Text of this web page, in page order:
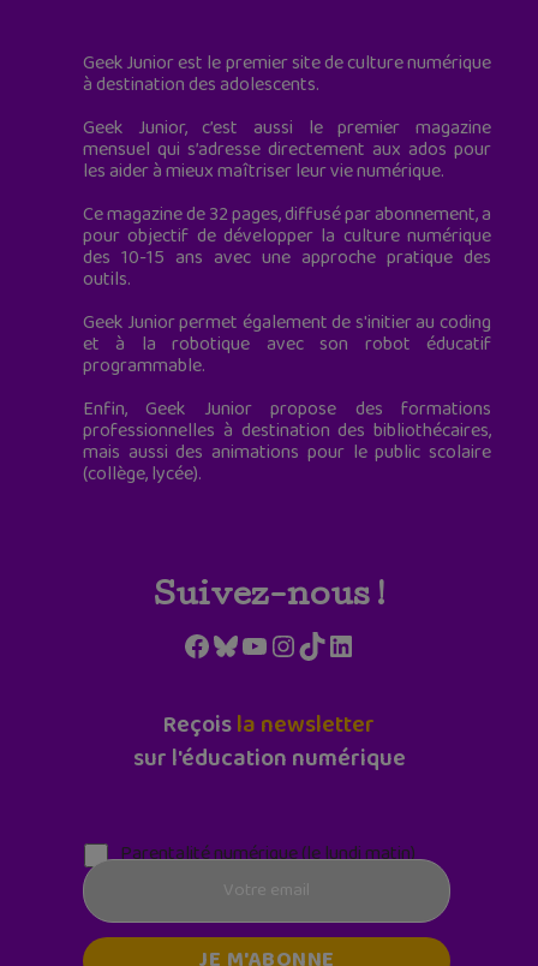
Geek Junior est le premier site de culture numérique
à destination des adolescents.
Geek Junior, c’est aussi le premier magazine
mensuel qui s’adresse directement aux ados pour
les aider à mieux maîtriser leur vie numérique.
Ce magazine de 32 pages, diffusé par abonnement, a
pour objectif de développer la culture numérique
des 10-15 ans avec une approche pratique des
outils.
Geek Junior permet également de s'initier au coding
et à la robotique avec son robot éducatif
programmable.
Enfin, Geek Junior propose des formations
professionnelles à destination des bibliothécaires,
mais aussi des animations pour le public scolaire
(collège, lycée).
Suivez-nous !
Facebook
Bluesky
YouTube
Instagram
TikTokLinkedIn
Reçoisla newsletter
sur l'éducation numérique
Parentalité numérique (le lundi matin)